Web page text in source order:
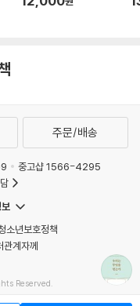
주문/배송
중고샵 1566-4295
소년보호정책
관계자께
Reserved.